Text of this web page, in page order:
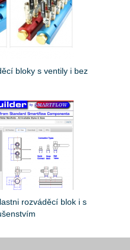
bloky s ventily i bez
rozváděcí blok i s